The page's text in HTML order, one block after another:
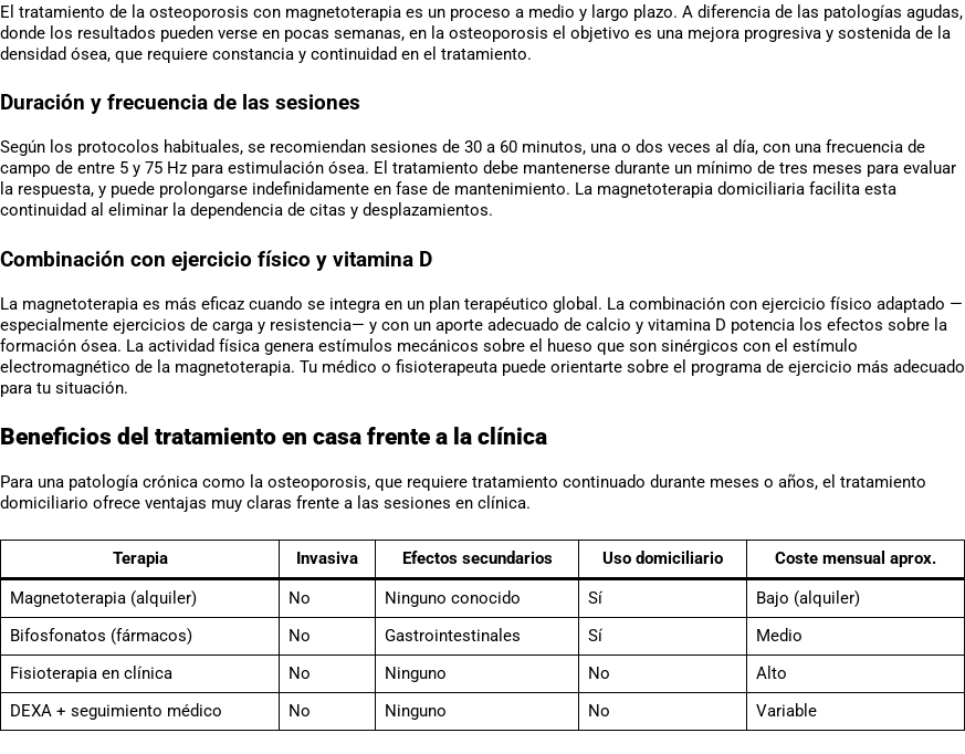
El tratamiento de la osteoporosis con magnetoterapia es un proceso a medio y largo plazo. A diferencia de las patologías agudas,
donde los resultados pueden verse en pocas semanas, en la osteoporosis el objetivo es una mejora progresiva y sostenida de la
densidad ósea, que requiere constancia y continuidad en el tratamiento.
Duración y frecuencia de las sesiones
Según los protocolos habituales, se recomiendan sesiones de 30 a 60 minutos, una o dos veces al día, con una frecuencia de
campo de entre 5 y 75 Hz para estimulación ósea. El tratamiento debe mantenerse durante un mínimo de tres meses para evaluar
la respuesta, y puede prolongarse indefinidamente en fase de mantenimiento. La magnetoterapia domiciliaria facilita esta
continuidad al eliminar la dependencia de citas y desplazamientos.
Combinación con ejercicio físico y vitamina D
La magnetoterapia es más eficaz cuando se integra en un plan terapéutico global. La combinación con ejercicio físico adaptado —
especialmente ejercicios de carga y resistencia— y con un aporte adecuado de calcio y vitamina D potencia los efectos sobre la
formación ósea. La actividad física genera estímulos mecánicos sobre el hueso que son sinérgicos con el estímulo
electromagnético de la magnetoterapia. Tu médico o fisioterapeuta puede orientarte sobre el programa de ejercicio más adecuado
para tu situación.
Beneficios del tratamiento en casa frente a la clínica
Para una patología crónica como la osteoporosis, que requiere tratamiento continuado durante meses o años, el tratamiento
domiciliario ofrece ventajas muy claras frente a las sesiones en clínica.
Terapia Invasiva Efectos secundarios Uso domiciliario
Coste mensual aprox.
Magnetoterapia (alquiler)
No Ninguno conocido Sí
Bajo (alquiler)
Bifosfonatos (fármacos)
No Gastrointestinales Sí
Medio
Fisioterapia en clínica
No Ninguno No
Alto
DEXA + seguimiento médico
No Ninguno No Variable